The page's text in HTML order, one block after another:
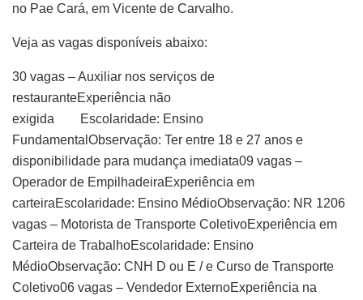
no Pae Cará, em Vicente de Carvalho.
Veja as vagas disponíveis abaixo:
30 vagas – Auxiliar nos serviços de
restauranteExperiência não
exigida Escolaridade: Ensino
FundamentalObservação: Ter entre 18 e 27 anos e
disponibilidade para mudança imediata09 vagas –
Operador de EmpilhadeiraExperiência em
carteiraEscolaridade: Ensino MédioObservação: NR 1206
vagas – Motorista de Transporte ColetivoExperiência em
Carteira de TrabalhoEscolaridade: Ensino
MédioObservação: CNH D ou E / e Curso de Transporte
Coletivo06 vagas – Vendedor ExternoExperiência na